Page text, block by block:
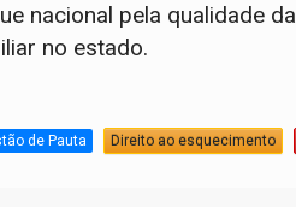
nacional pela qualidade da
no estado.
de Pauta Direito ao esquecimento